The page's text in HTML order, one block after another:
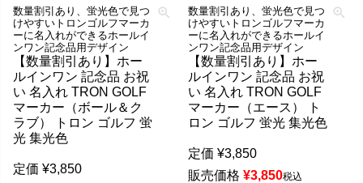
数量割引あり、蛍光色で見つ
けやすいトロンゴルフマーカ
ーに名入れができるホールイ
ンワン記念品用デザイン
【数量割引あり】ホー
ルインワン 記念品 お祝
い 名入れ TRON GOLF
マーカー（ボール＆ク
ラブ） トロン ゴルフ 蛍
光 集光色
定価 ¥3,850
数量割引あり、蛍光色で見つ
けやすいトロンゴルフマーカ
ーに名入れができるホールイ
ンワン記念品用デザイン
【数量割引あり】ホー
ルインワン 記念品 お祝
い 名入れ TRON GOLF
マーカー（エース） ト
ロン ゴルフ 蛍光 集光色
定価 ¥3,850
販売価格 ¥3,850税込